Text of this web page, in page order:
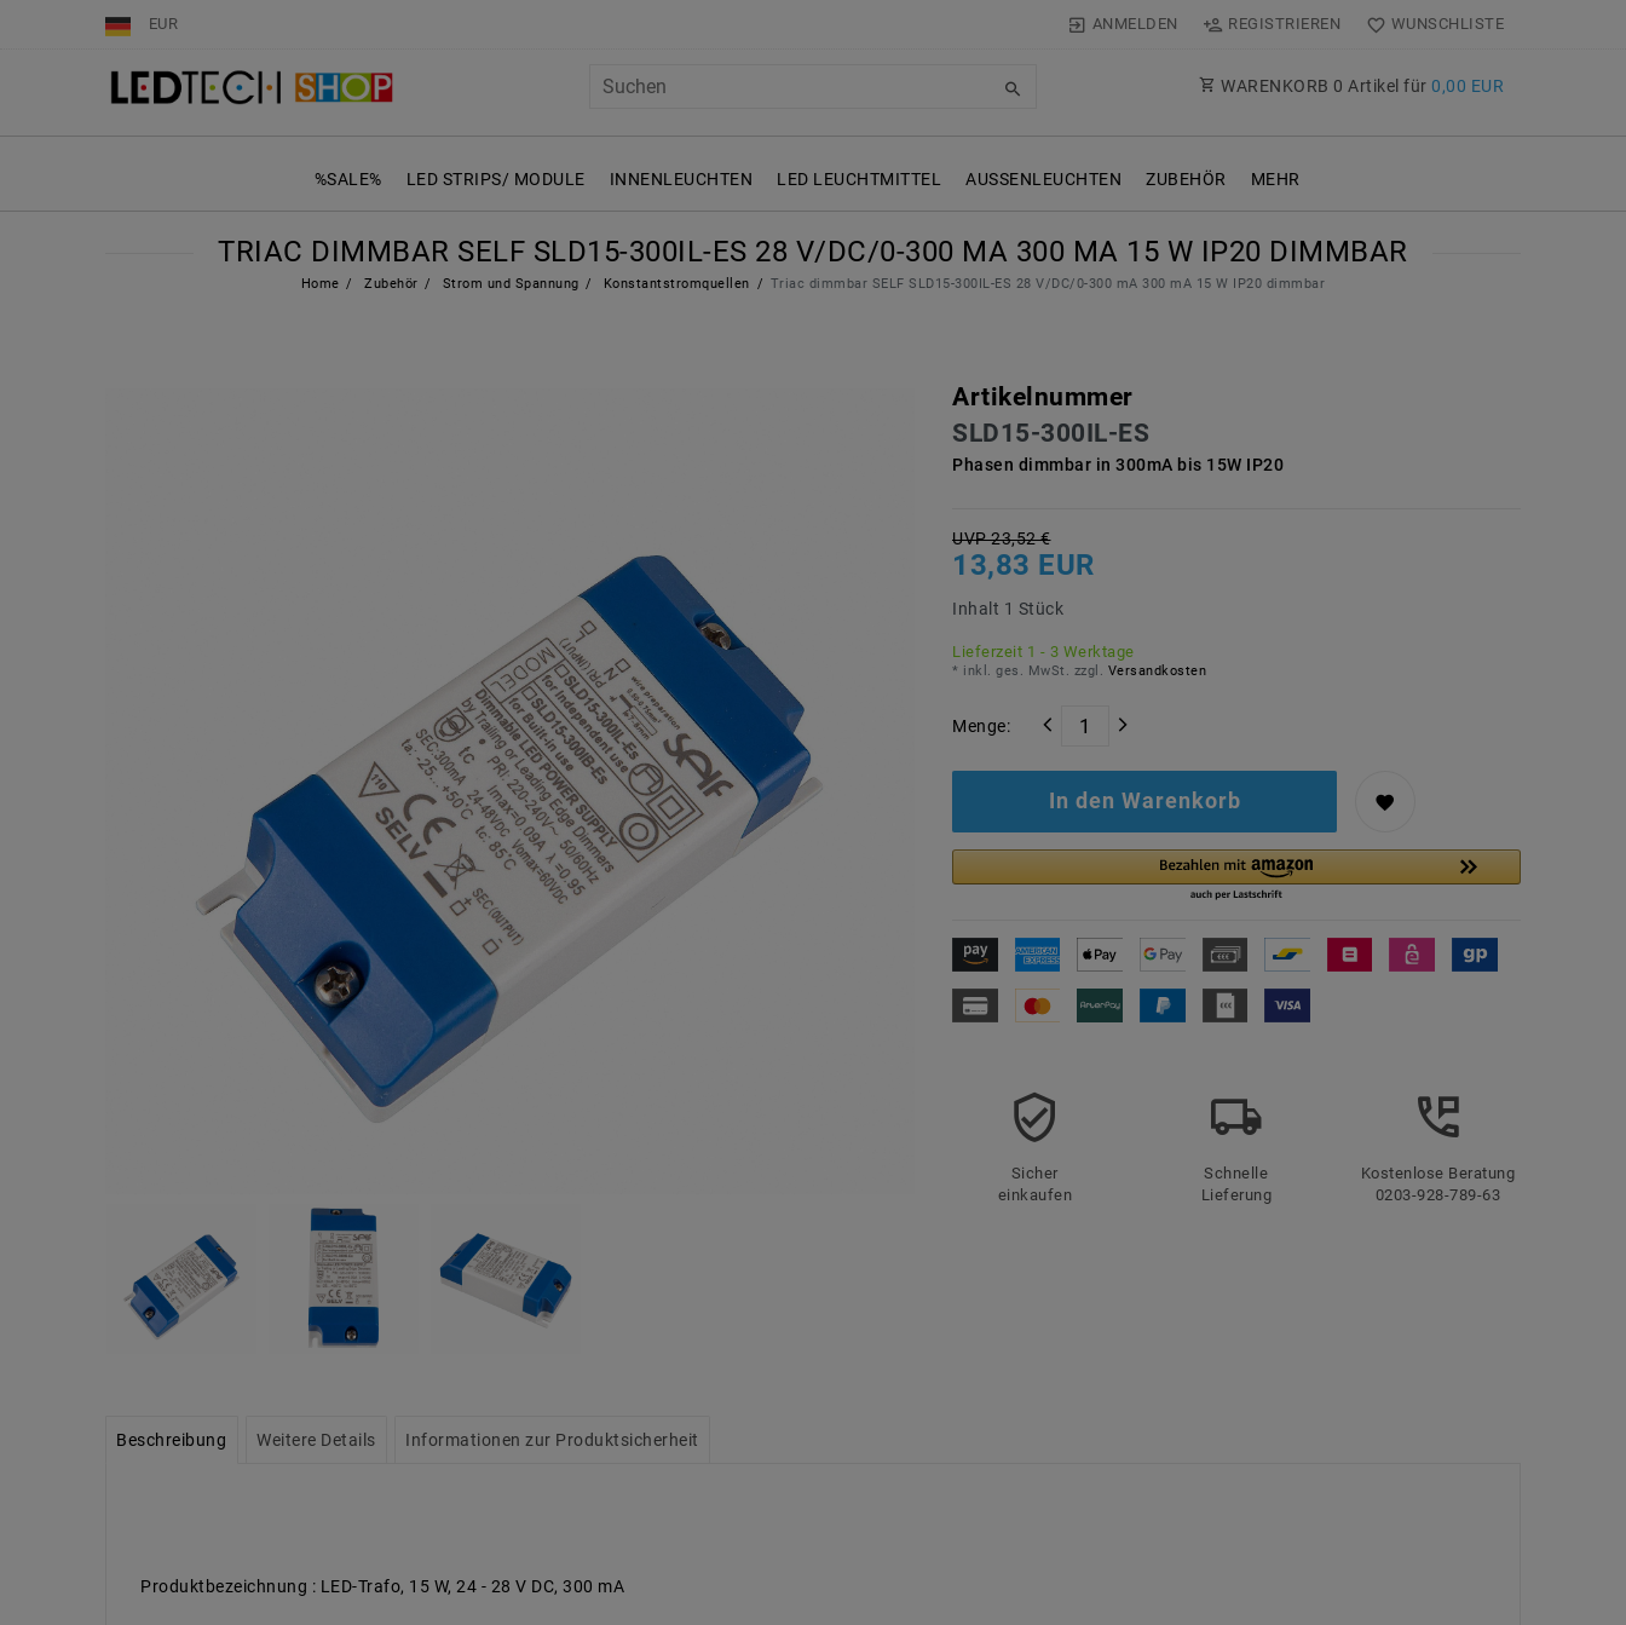
EUR ANMELDEN REGISTRIEREN WUNSCHLISTE
WARENKORB 0 Artikel für 0,00 EUR
%SALE% LED STRIPS/ MODULE INNENLEUCHTEN LED LEUCHTMITTEL AUSSENLEUCHTEN ZUBEHÖR MEHR
TRIAC DIMMBAR SELF SLD15-300IL-ES 28 V/DC/0-300 MA 300 MA 15 W IP20 DIMMBAR
Home Zubehör Strom und Spannung Konstantstromquellen Triac dimmbar SELF SLD15-300IL-ES 28 V/DC/0-300 mA 300 mA 15 W IP20 dimmbar
Artikelnummer
SLD15-300IL-ES
Phasen dimmbar in 300mA bis 15W IP20
UVP 23,52 €
13,83 EUR
Inhalt 1 Stück
Lieferzeit 1 - 3 Werktage
* inkl. ges. MwSt. zzgl. Versandkosten
Menge:
In den Warenkorb
Sicher
einkaufen
Schnelle
Lieferung
Kostenlose Beratung
0203-928-789-63
Beschreibung Weitere Details Informationen zur Produktsicherheit
Produktbezeichnung : LED-Trafo, 15 W, 24 - 28 V DC, 300 mA